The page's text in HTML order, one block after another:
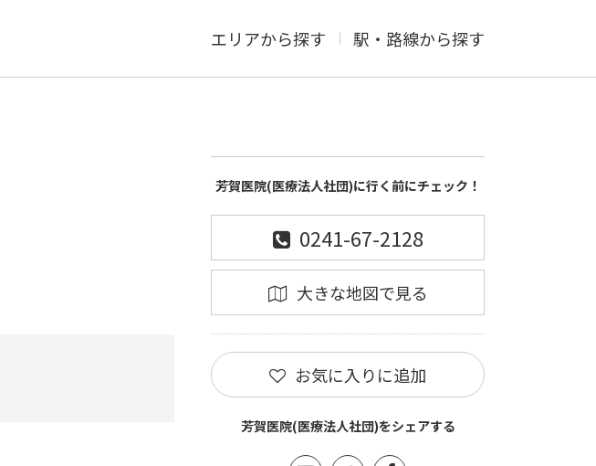
エリアから探す 駅・路線から探す
芳賀医院(医療法人社団)に行く前にチェック！
0241-67-2128
大きな地図で見る
お気に入りに追加
芳賀医院(医療法人社団)をシェアする